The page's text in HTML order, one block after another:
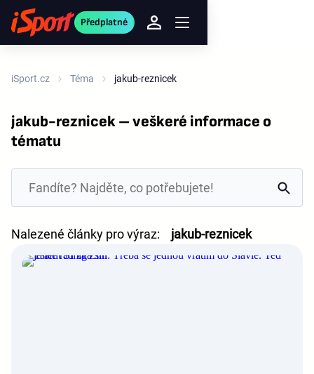
Předplatné
iSport.cz Téma jakub-reznicek
jakub-reznicek – veškeré informace o
tématu
Nalezené články pro výraz: jakub-reznicek